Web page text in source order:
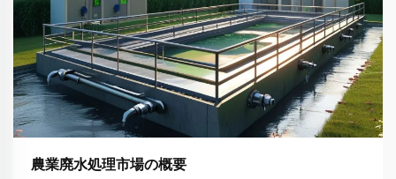
農業廃水処理市場の概要